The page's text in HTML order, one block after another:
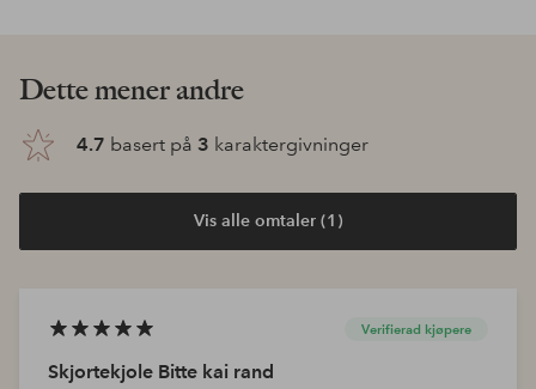
Dette mener andre
4.7 basert på 3 karaktergivninger
Vis alle omtaler (1)
Verifierad kjøpere
Skjortekjole Bitte kai rand